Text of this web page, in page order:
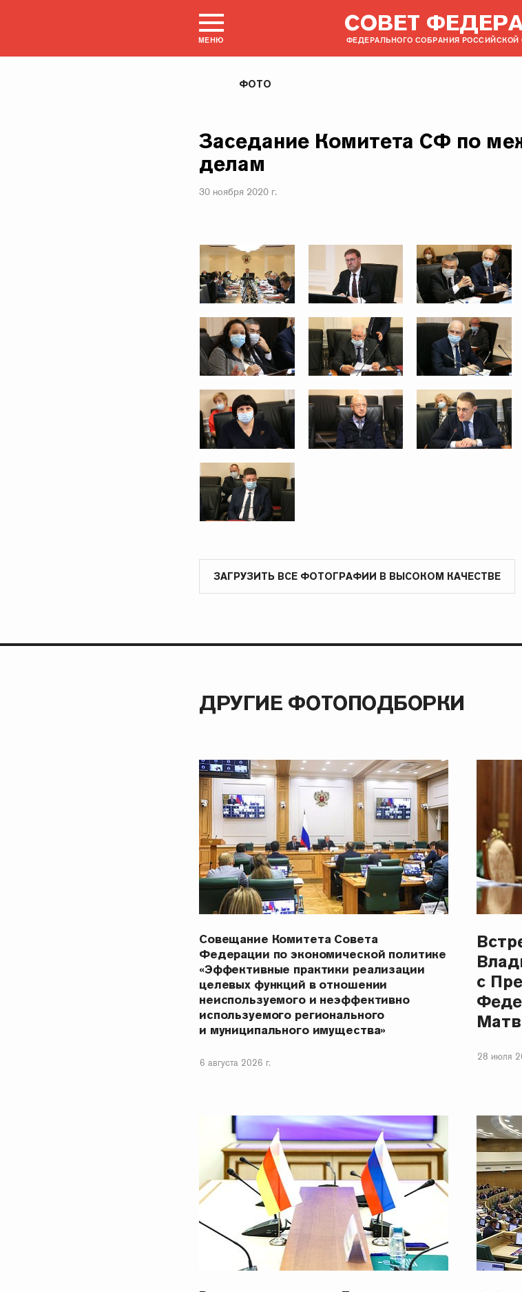
МЕНЮ
СОВЕТ
ФЕДЕРАЛЬНОГО СОБРАНИЯ РОССИЙСКОЙ
ФОТО
Заседание Комитета СФ по
делам
30 ноября 2020 г.
ЗАГРУЗИТЬ ВСЕ ФОТОГРАФИИ В ВЫСОКОМ КАЧЕСТВЕ
ДРУГИЕ ФОТОПОДБОРКИ
Совещание Комитета Совета
Федерации по экономической политике
«Эффективные практики реализации
целевых функций в отношении
неиспользуемого и неэффективно
используемого регионального
и муниципального имущества»
6 августа 2026 г.
с
28 июля